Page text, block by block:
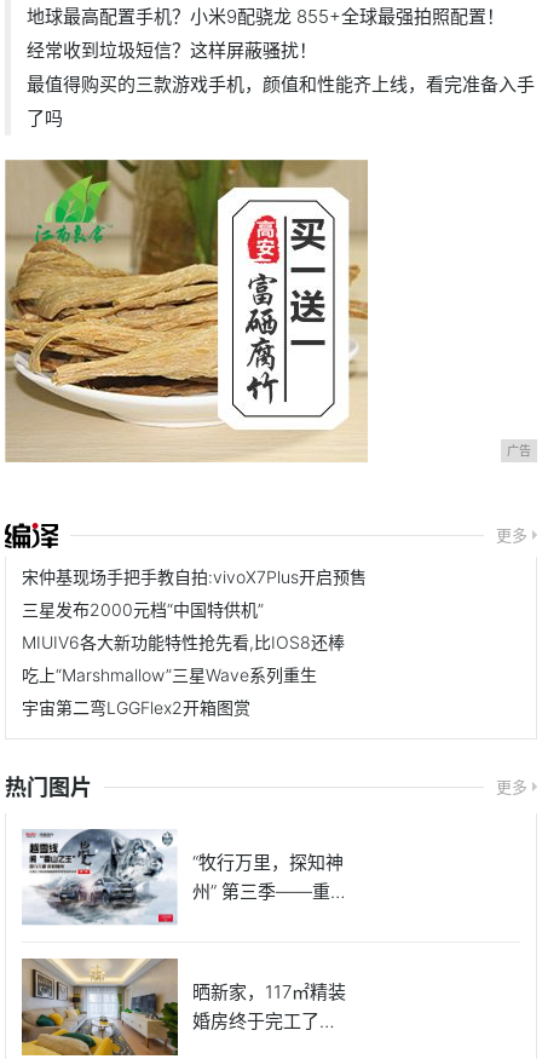
地球最高配置手机？小米9配骁龙 855+全球最强拍照配置！
经常收到垃圾短信？这样屏蔽骚扰！
最值得购买的三款游戏手机，颜值和性能齐上线，看完准备入手
了吗
广告
更多
宋仲基现场手把手教自拍:vivoX7Plus开启预售
三星发布2000元档“中国特供机”
MIUIV6各大新功能特性抢先看,比IOS8还棒
吃上“Marshmallow”三星Wave系列重生
宇宙第二弯LGGFlex2开箱图赏
热门图片 更多
“牧行万里，探知神
州” 第三季——重返
晒新家，117㎡精装
婚房终于完工了，